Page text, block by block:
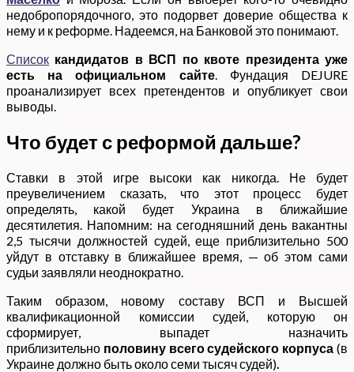
недобропорядочного, это подорвет доверие общества к
нему и к реформе. Надеемся, на Банковой это понимают.
Список кандидатов в ВСП по квоте президента уже
есть на официальном сайте. Фундация DEJURE
проанализирует всех претендентов и опубликует свои
выводы.
Что будет с реформой дальше?
Ставки в этой игре высоки как никогда. Не будет
преувеличением сказать, что этот процесс будет
определять, какой будет Украина в ближайшие
десятилетия. Напомним: на сегодняшний день вакантны
2,5 тысячи должностей судей, еще приблизительно 500
уйдут в отставку в ближайшее время, — об этом сами
судьи заявляли неоднократно.
Таким образом, новому составу ВСП и Высшей
квалификационной комиссии судей, которую он
сформирует, выпадет назначить
приблизительно половину всего судейского корпуса(в
Украине должно быть около семи тысяч судей).